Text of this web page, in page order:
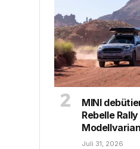
MINI
Rebelle
Juli 31, 2026